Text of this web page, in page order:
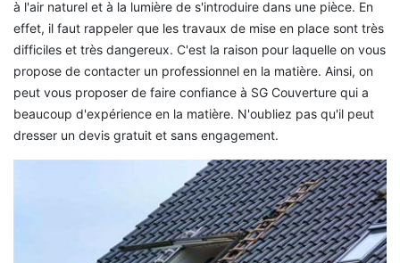
à l'air naturel et à la lumière de s'introduire dans une pièce. En
effet, il faut rappeler que les travaux de mise en place sont très
difficiles et très dangereux. C'est la raison pour laquelle on vous
propose de contacter un professionnel en la matière. Ainsi, on
peut vous proposer de faire confiance à SG Couverture qui a
beaucoup d'expérience en la matière. N'oubliez pas qu'il peut
dresser un devis gratuit et sans engagement.